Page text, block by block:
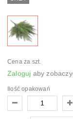
Cena za szt.
Zaloguj aby
Ilość opakowań